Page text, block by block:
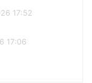
17:52
17:06